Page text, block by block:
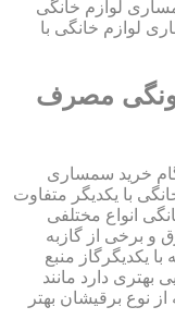
لوازم خانگی
لوازم خانگی با
مصرف
خرید سمساری
با یکدیگر متفاوت
انواع مختلفی
و برخی از گازبه
یکدیگرگاز منبع
بهتری دارد مانند
نوع برقیشان بهتر